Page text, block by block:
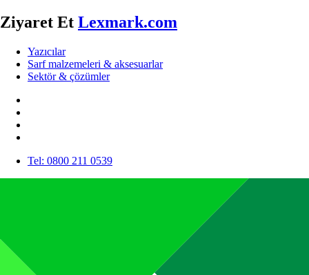
Ziyaret Et Lexmark.com
Yazıcılar
Sarf malzemeleri & aksesuarlar
Sektör & çözümler
Tel: 0800 211 0539